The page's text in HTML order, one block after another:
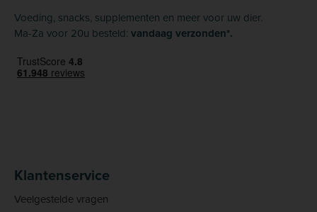
Voeding, snacks, supplementen en meer voor uw dier.
Ma-Za voor 20u besteld: vandaag verzonden*.
Klantenservice
Veelgestelde vragen